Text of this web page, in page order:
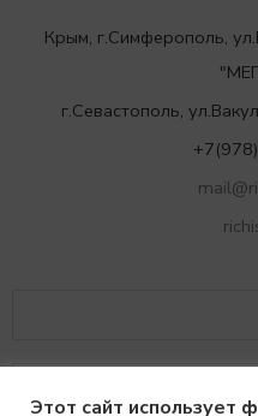
Крым, г.Симферополь,
г.Севастополь,
Этот сайт использует